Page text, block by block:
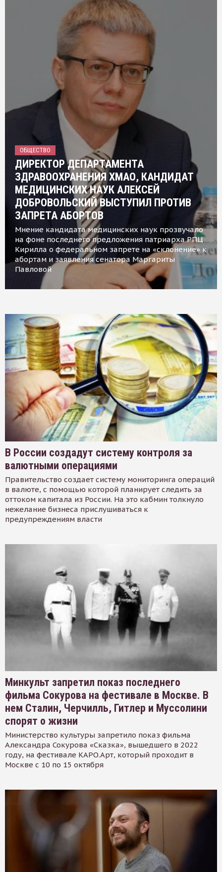
ОБЩЕСТВО
ДИРЕКТОР ДЕПАРТАМЕНТА
ЗДРАВООХРАНЕНИЯ ХМАО, КАНДИДАТ
МЕДИЦИНСКИХ НАУК АЛЕКСЕЙ
ДОБРОВОЛЬСКИЙ ВЫСТУПИЛ ПРОТИВ
ЗАПРЕТА АБОРТОВ
Мнение кандидата медицинских наук прозвучало
на фоне последнего предложения патриарха РПЦ
Кирилла о федеральном запрете на «склонение» к
абортам и заявления сенатора Маргариты
Павловой
В России создадут систему контроля за
валютными операциями
Правительство создает систему мониторинга операций
в валюте, с помощью которой планирует следить за
оттоком капитала из России. На это кабмин толкнуло
нежелание бизнеса прислушиваться к
предупреждениям власти
Минкульт запретил показ последнего
фильма Сокурова на фестивале в Москве. В
нем Сталин, Черчилль, Гитлер и Муссолини
спорят о жизни
Министерство культуры запретило показ фильма
Александра Сокурова «Сказка», вышедшего в 2022
году, на фестивале КАРО.Арт, который проходит в
Москве с 10 по 15 октября